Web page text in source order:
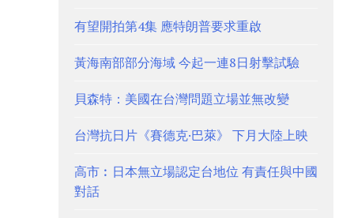
有望開拍第4集 應特朗普要求重啟
黃海南部部分海域 今起一連8日射擊試驗
貝森特：美國在台灣問題立場並無改變
台灣抗日片《賽德克·巴萊》 下月大陸上映
高市︰日本無立場認定台地位 有責任與中國
對話